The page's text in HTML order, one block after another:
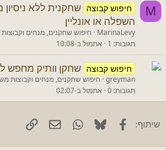
M חיפוש קבוצה שחקנית ללא
השפלה או אונליין
MarinaLevy
חיפוש שחקנים, מנחים
תגובות 1 אתמול ב-10:08
חיפוש קבוצה שחקן וותיק מחפש
greyman חיפוש שחקנים, מנחים וקבוצות
תגובות 0 אתמול ב-02:07
שיתוף: Facebook
Bluesky
WhatsApp
דוא"ל קישור